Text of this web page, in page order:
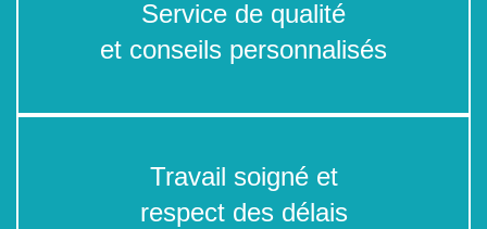
Service de qualité
et conseils personnalisés
Travail soigné et
respect des délais